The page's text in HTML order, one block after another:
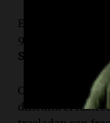
El brote se
90% de los
Sur
, y ha habido
Casi un millón
dificulta el